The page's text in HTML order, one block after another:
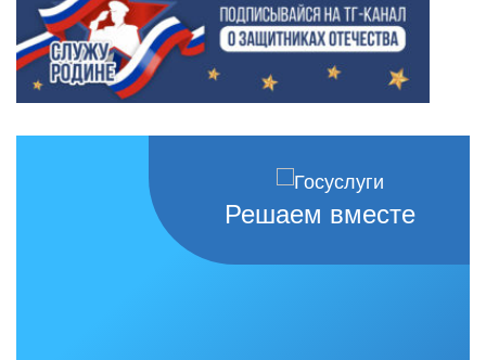
Решаем вместе